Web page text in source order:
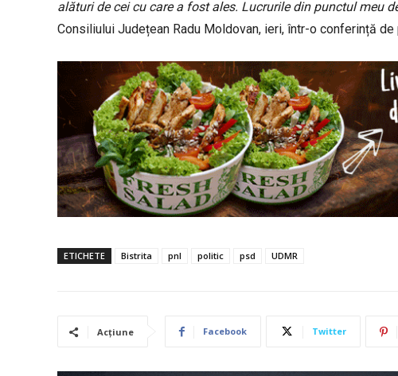
alături de cei cu care a fost ales. Lucrurile din punctul meu
Consiliului Județean Radu Moldovan, ieri, într-o conferință de
ETICHETE Bistrita pnl politic psd UDMR
Acțiune Facebook Twitter